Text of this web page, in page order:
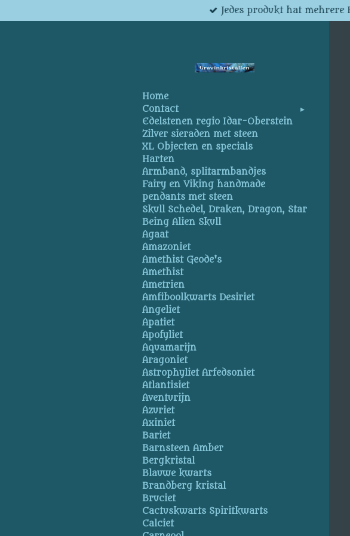
direct
Jedes produkt hat
Home
Contact
Edelstenen regio Idar-Oberstein
Zilver sieraden met steen
XL Objecten en specials
Harten
Armband, splitarmbandjes
Fairy en Viking handmade
pendants met steen
Skull Schedel, Draken, Dragon, Star
Being Alien Skull
Agaat
Amazoniet
Amethist Geode's
Amethist
Ametrien
Amfiboolkwarts Desiriet
Angeliet
Apatiet
Apofyliet
Aquamarijn
Aragoniet
Astrophyliet Arfedsoniet
Atlantisiet
Aventurijn
Azuriet
Axiniet
Bariet
Barnsteen Amber
Bergkristal
Blauwe kwarts
Brandberg kristal
Bruciet
Cactuskwarts Spiritkwarts
Calciet